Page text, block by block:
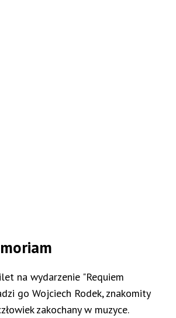
na wydarzenie "Requiem
go Wojciech Rodek, znakomity
zakochany w muzyce.